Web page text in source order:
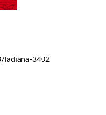
ladiana-3402